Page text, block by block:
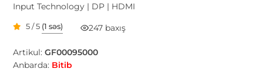
Input Technology | DP | HDMI
5 / 5 (1 səs) 247 baxış
Artikul:GF00095000
Anbarda: Bitib